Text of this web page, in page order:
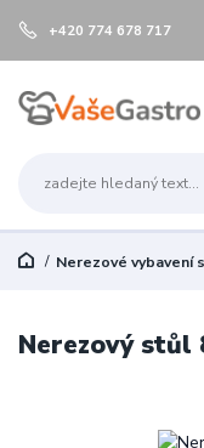
+420 774 678 717
Nerezové vybavení
Nerezový stůl